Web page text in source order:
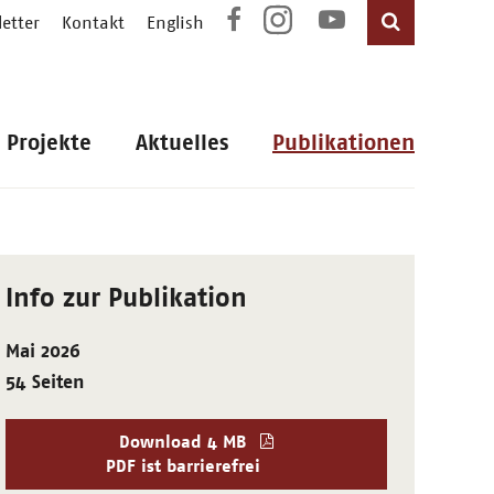
Kontakt English
Projekte Aktuelles Publikationen
Info zur Publikation
Mai 2026
54 Seiten
Download 4 MB
PDF ist barrierefrei